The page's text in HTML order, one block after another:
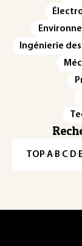
Ingénierie
TOP·A·B·C· D·